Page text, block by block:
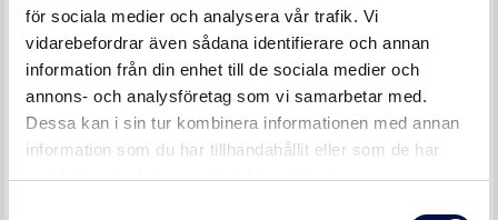
för sociala medier och analysera vår trafik. Vi
vidarebefordrar även sådana identifierare och annan
information från din enhet till de sociala medier och
annons- och analysföretag som vi samarbetar med.
Dessa kan i sin tur kombinera informationen med annan
information som du har tillhandahållit eller som de har
samlat in när du har använt deras tjänster.